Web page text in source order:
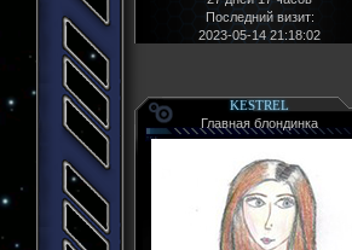
Последний визит:
2023-05-14 21:18:02
KESTREL
Главная блондинка